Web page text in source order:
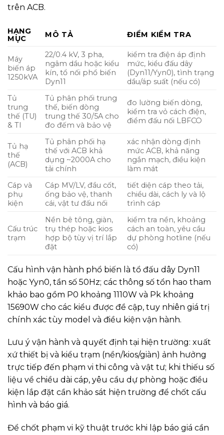
trên ACB.
HẠNG
MỤC
MÔ TẢ ĐIỂM KIỂM TRA
Máy
biến áp
1250kVA
22/0.4 kV, 3 pha,
ngâm dầu hoặc kiểu
kín, tổ nối phổ biến
Dyn11
kiểm tra điện áp định
mức, kiểu đấu dây
(Dyn11/Yyn0), tình trạng
dầu/áp suất (nếu có)
Tủ
trung
thế (TU)
& TI
Tủ phân phối trung
thế, biến dòng
trung thế 30/5A cho
đo đếm và bảo vệ
đo lường biến dòng,
kiểm tra vỏ cách điện,
điểm đấu nối LBFCO
Tủ hạ
thế
(ACB)
Tủ phân phối hạ
thế với ACB khả
dụng ~2000A cho
tải chính
xác nhận dòng định
mức ACB, khả năng
ngắn mạch, điều kiện
làm mát
Cáp và
phụ
kiện
Cáp MV/LV, đầu cốt,
ống bảo vệ, thanh
cái, vật tư đấu nối
tiết diện cáp theo tải,
chiều dài, cách ly và lộ
trình cáp
Cấu trúc
trạm
Nền bê tông, giàn,
trụ thép hoặc kios
hợp bộ tùy vị trí lắp
đặt
kiểm tra nền, khoảng
cách an toàn, yêu cầu
dự phòng hotline (nếu
có)
Cấu hình vận hành phổ biến là tổ đấu dây Dyn11
hoặc Yyn0, tần số 50Hz; các thông số tổn hao tham
khảo bao gồm P0 khoảng 1110W và Pk khoảng
15690W cho các kiểu được đề cập, tuy nhiên giá trị
chính xác tùy model và điều kiện vận hành.
Lưu ý vận hành và quyết định tại hiện trường: xuất
xứ thiết bị và kiểu trạm (nền/kios/giàn) ảnh hưởng
trực tiếp đến phạm vi thi công và vật tư; khi thiếu số
liệu về chiều dài cáp, yêu cầu dự phòng hoặc điều
kiện lắp đặt cần khảo sát hiện trường để chốt cấu
hình và báo giá.
Để chốt phạm vi kỹ thuật trước khi lập báo giá cần